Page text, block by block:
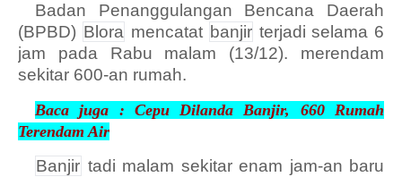
Badan Penanggulangan Bencana Daerah
(BPBD) Blora mencatat banjir terjadi selama 6
jam pada Rabu malam (13/12). merendam
sekitar 600-an rumah.
Baca juga : Cepu Dilanda Banjir, 660 Rumah
Terendam Air
Banjir tadi malam sekitar enam jam-an baru